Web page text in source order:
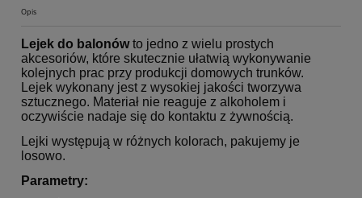
Opis
Lejek do balonówto jedno z wielu prostych
akcesoriów, które skutecznie ułatwią wykonywanie
kolejnych prac przy produkcji domowych trunków.
Lejek wykonany jest z wysokiej jakości tworzywa
sztucznego. Materiał nie reaguje z alkoholem i
oczywiście nadaje się do kontaktu z żywnością.
Lejki występują w różnych kolorach, pakujemy je
losowo.
Parametry: